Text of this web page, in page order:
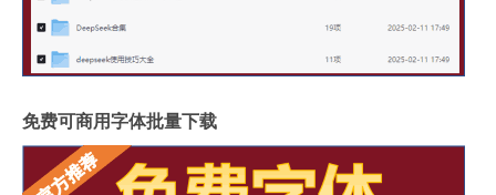
免费可商用字体批量下载